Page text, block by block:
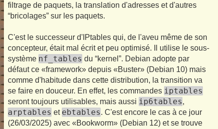
filtrage de paquets, la translation d'adresses et d'autres
“bricolages” sur les paquets.
C'est le successeur d'IPtables qui, de l'aveu même de son
concepteur, était mal écrit et peu optimisé. Il utilise le sous-
système nf_tables du “kernel”. Debian adopte par
défaut ce «framework» depuis «Buster» (Debian 10) mais
comme d'habitude dans cette distribution, la transition va
se faire en douceur. En effet, les commandes iptables
seront toujours utilisables, mais aussi ip6tables,
arptables et ebtables. C'est encore le cas à ce jour
(26/03/2025) avec «Bookworm» (Debian 12) et se trouve